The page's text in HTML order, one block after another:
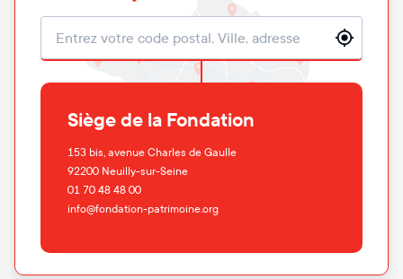
Localisation
Siège de la Fondation
153 bis, avenue Charles de Gaulle
92200 Neuilly-sur-Seine
01 70 48 48 00
info@fondation-patrimoine.org